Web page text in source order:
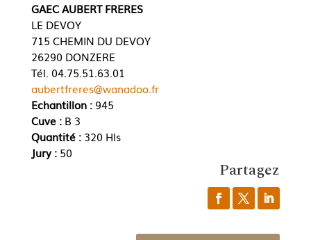
GAEC AUBERT FRERES
LE DEVOY
715 CHEMIN DU DEVOY
26290 DONZERE
Tél. 04.75.51.63.01
aubertfreres@wanadoo.fr
Echantillon :945
Cuve : B 3
Quantité : 320 Hls
Jury : 50
Partagez